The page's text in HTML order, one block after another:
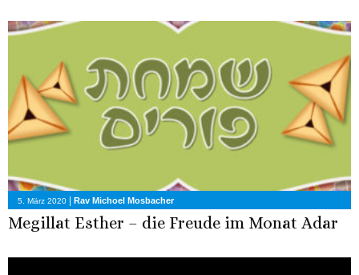
5. März 2020 | Rav Michoel Mosbacher
Megillat Esther – die Freude im Monat Adar